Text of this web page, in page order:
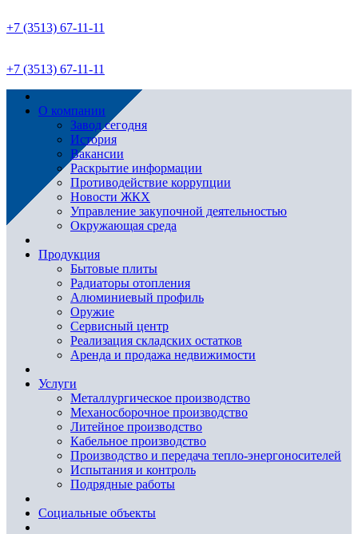
+7 (3513) 67-11-11
+7 (3513) 67-11-11
О компании
Завод сегодня
История
Вакансии
Раскрытие информации
Противодействие коррупции
Новости ЖКХ
Управление закупочной деятельностью
Окружающая среда
Продукция
Бытовые плиты
Радиаторы отопления
Алюминиевый профиль
Оружие
Сервисный центр
Реализация складских остатков
Аренда и продажа недвижимости
Услуги
Металлургическое производство
Механосборочное производство
Литейное производство
Кабельное производство
Производство и передача тепло-энергоносителей
Испытания и контроль
Подрядные работы
Социальные объекты